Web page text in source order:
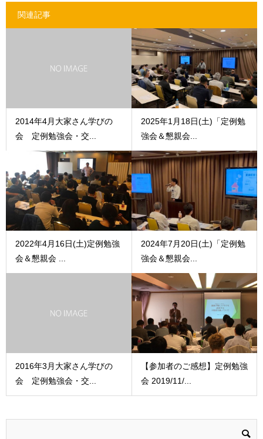
関連記事
2014年4月大家さん学びの
会 定例勉強会・交...
2025年1月18日(土)「定例勉
強会＆懇親会...
2022年4月16日(土)定例勉強
会＆懇親会 ...
2024年7月20日(土)「定例勉
強会＆懇親会...
2016年3月大家さん学びの
会 定例勉強会・交...
【参加者のご感想】定例勉強
会 2019/11/...